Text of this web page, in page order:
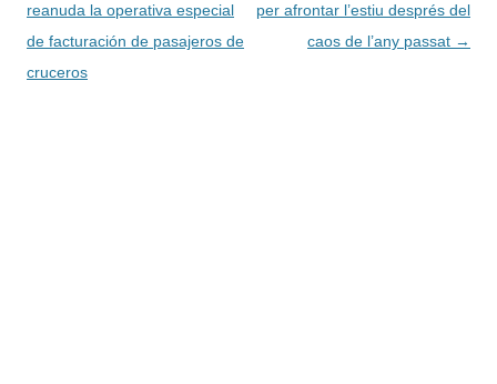
de
entradas
reanuda la operativa especial
de facturación de pasajeros de
cruceros
per afrontar l’estiu després del
caos de l’any passat →